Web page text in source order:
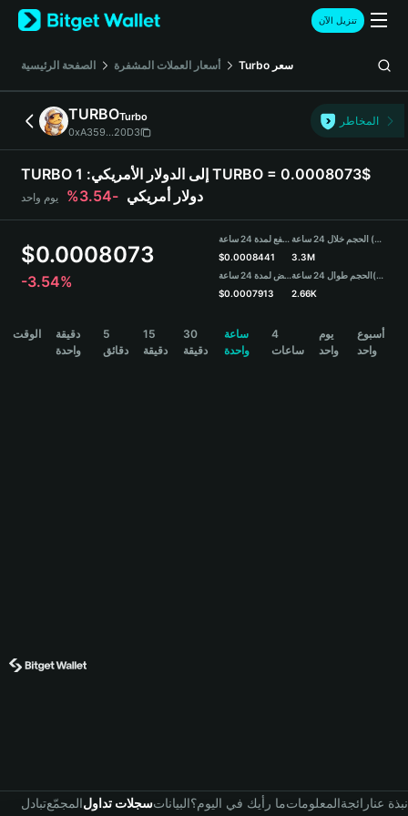
English
日本語
Русский
Español (Latinoamérica)
Türkçe
Deutsch
简体中文
Português (Portugal)
Bahasa Indonesia
বাংলা
تنزيل الآن
الصفحة الرئيسية أسعار العملات المشفرة Turbo سعر
TURBOTurbo
0xA359...20D3
المخاطر
TURBO إلى الدولار الأمريكي: 1 TURBO = 0.0008073$
دولار أمريكي -3.54% يوم واحد
$0.0008073
-3.54%
مرتفع لمدة 24 ساعة
$0.0008441
منخفض لمدة 24 ساعة
$0.0007913
الحجم خلال 24 ساعة (TURBO)
3.3M
الحجم طوال 24 ساعة(USDT)
2.66K
الوقت
دقيقة
واحدة
5
دقائق
15
دقيقة
30
دقيقة
ساعة
واحدة
4
ساعات
يوم
واحد
أسبوع
واحد
تبادلالمجمّعسجلات تداولالبياناتما رأيك في اليوم؟المعلوماترائجةنبذة عنا